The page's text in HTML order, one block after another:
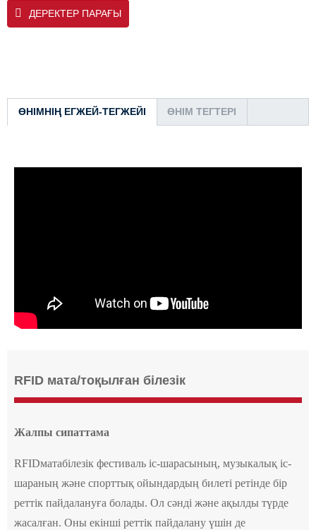
ДЕРЕКТЕР ПАРАҒЫ
ӨНІМНІҢ ЕГЖЕЙ-ТЕГЖЕЙІ ӨНІМ ТЕГТЕРІ
RFID мата/тоқылған білезік
Жалпы сипаттама
RFIDматабілезік фестиваль іс-шарасының, музыкалық іс-
шараның және спорттық ойындардың билеті ретінде бір
реттік пайдалануға болады. Ол сәнді және ақылды түрде
жасалған. Оны екінші реттік пайдалану үшін де